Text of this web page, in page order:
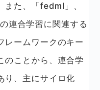
また、「fedml」、
連合学習に関連する
レームワークのキー
のことから、連合学
り、主にサイロ化